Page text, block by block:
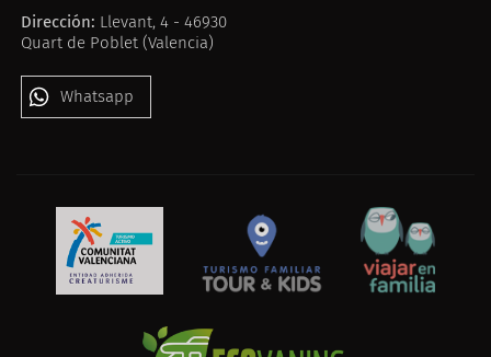
Dirección: Llevant, 4 - 46930
Quart de Poblet (Valencia)
Whatsapp